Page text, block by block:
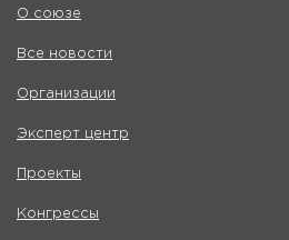
О союзе
Все новости
Организации
Эксперт центр
Проекты
Конгрессы